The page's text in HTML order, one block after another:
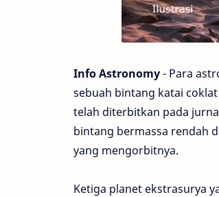
Info Astronomy- Para
sebuah bintang katai
telah diterbitkan pada
bintang bermassa rendah
yang mengorbitnya.
Ketiga planet ekstrasurya